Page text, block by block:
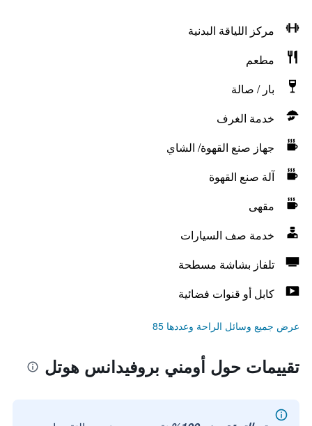
مركز اللياقة البدنية
مطعم
بار / صالة
خدمة الغرف
جهاز صنع القهوة/ الشاي
آلة صنع القهوة
مقهى
خدمة صف السيارات
تلفاز بشاشة مسطحة
كابل أو قنوات فضائية
عرض جميع وسائل الراحة وعددها 85
تقييمات حول أومني بروفيدانس هوتل